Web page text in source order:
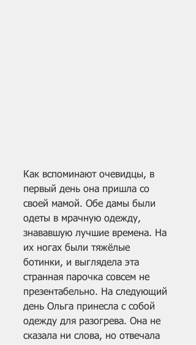
Как вспоминают очевидцы, в
первый день она пришла со
своей мамой. Обе дамы были
одеты в мрачную одежду,
знававшую лучшие времена. На
их ногах были тяжёлые
ботинки, и выглядела эта
странная парочка совсем не
презентабельно. На следующий
день Ольга принесла с собой
одежду для разогрева. Она не
сказала ни слова, но отвечала